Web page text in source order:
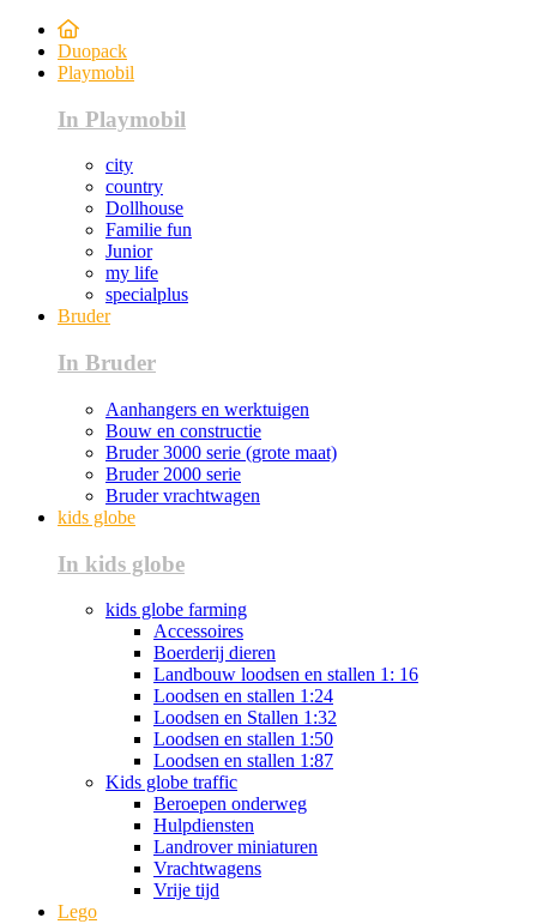
Duopack
Playmobil
In Playmobil
city
country
Dollhouse
Familie fun
Junior
my life
specialplus
Bruder
In Bruder
Aanhangers en werktuigen
Bouw en constructie
Bruder 3000 serie (grote maat)
Bruder 2000 serie
Bruder vrachtwagen
kids globe
In kids globe
kids globe farming
Accessoires
Boerderij dieren
Landbouw loodsen en stallen 1: 16
Loodsen en stallen 1:24
Loodsen en Stallen 1:32
Loodsen en stallen 1:50
Loodsen en stallen 1:87
Kids globe traffic
Beroepen onderweg
Hulpdiensten
Landrover miniaturen
Vrachtwagens
Vrije tijd
Lego